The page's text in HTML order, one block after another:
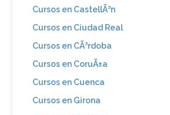
Cursos en CastellÃ³n
Cursos en Ciudad Real
Cursos en CÃ³rdoba
Cursos en CoruÃ±a
Cursos en Cuenca
Cursos en Girona